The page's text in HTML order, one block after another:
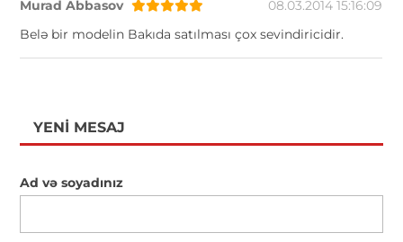
Murad Abbasov
08.03.2014 15:16:09
Belə bir modelin Bakıda satılması çox sevindiricidir.
YENI MESAJ
Ad və soyadınız